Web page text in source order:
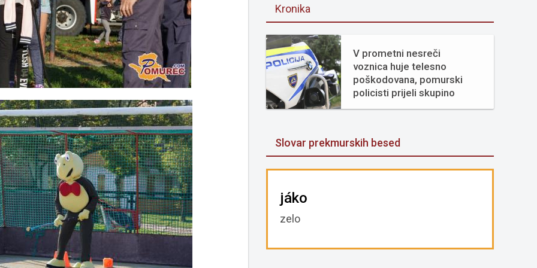
Kronika
V prometni nesreči
voznica huje telesno
poškodovana, pomurski
policisti prijeli skupino
tujcev
Slovar prekmurskih besed
jáko
zelo